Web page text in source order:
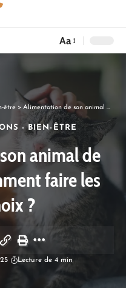
Aa
être > Alimentation de son animal de compagnie : comment faire les bons choix ?
- BIEN-ÊTRE
animal de
faire les
?
Lecture de 4 min